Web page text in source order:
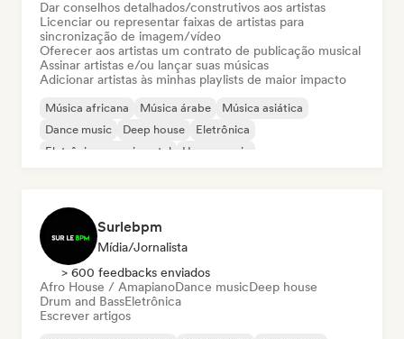
Dar conselhos detalhados/construtivos aos artistas
Licenciar ou representar faixas de artistas para
sincronização de imagem/vídeo
Oferecer aos artistas um contrato de publicação musical
Assinar artistas e/ou lançar suas músicas
Adicionar artistas às minhas playlists de maior impacto
Música africana Música árabe
Música asiática
Dance music
Deep house
Eletrônica
Eletrônica experimental
House music
Surlebpm
Mídia/Jornalista
> 600 feedbacks enviados
Afro House / AmapianoDance musicDeep house
Drum and BassEletrônica
Escrever artigos